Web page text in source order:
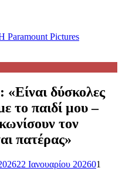
Paramount Pictures
δύσκολες
το παιδί μου –
τον
πατέρας»
22 Ιανουαρίου 202601